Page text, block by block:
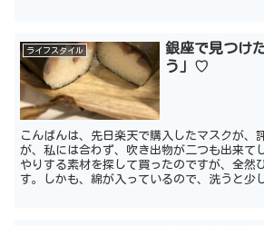
ライフスタイル
銀座で見つけ
う」♡
こんばんは、先日楽天で購入したマスクが、
が、私には合わず、吹き出物が二つも出来て
やりする素材を探して買ったのですが、全然
す。しかも、綿が入っているので、洗うと少